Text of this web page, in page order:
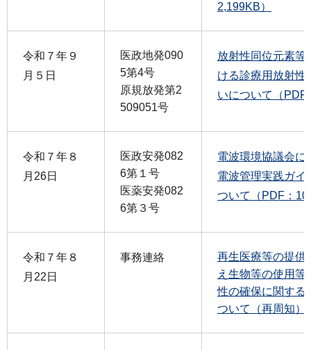
2,199KB）
令和７年９
月５日
医政地発090
5第4号
原規放発第2
509051号
放射性同位元素等
ける診療用放射性
いについて（PDF
令和７年８
月26日
医政安発082
6第１号
医薬安発082
6第３号
電波環境協議会に
電波管理実践ガイ
ついて（PDF：
令和７年８
月22日
事務連絡
再生医療等の提供
え生物等の使用
性の確保に関する
ついて（再周知）